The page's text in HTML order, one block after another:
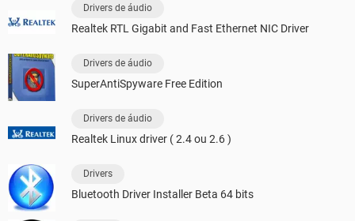
Drivers de áudio
Realtek RTL Gigabit and Fast Ethernet NIC Driver
Drivers de áudio
SuperAntiSpyware Free Edition
Drivers de áudio
Realtek Linux driver ( 2.4 ou 2.6 )
Drivers
Bluetooth Driver Installer Beta 64 bits